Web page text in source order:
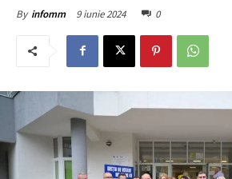
By infomm 9 iunie 2024 0